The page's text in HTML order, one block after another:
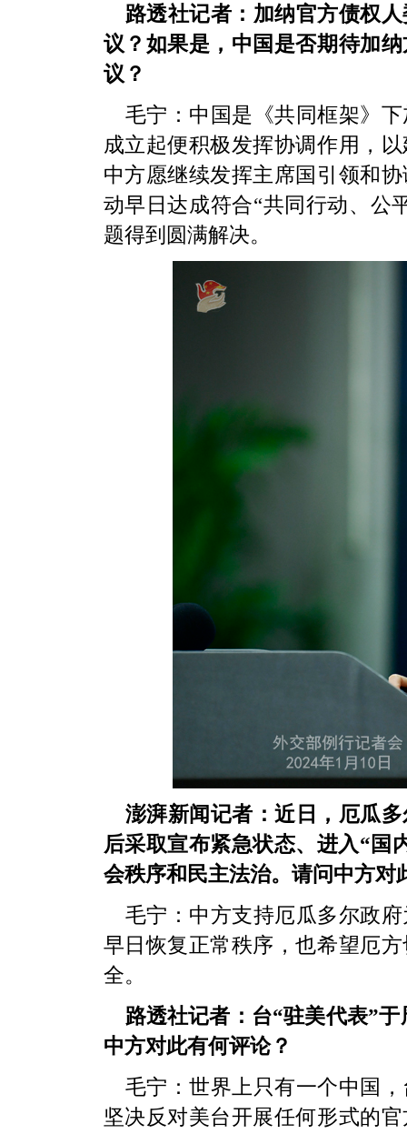
路透社记者：加纳官方债权
议？如果是，中国是否期待加
议？
毛宁：中国是《共同框架》
成立起便积极发挥协调作用，
中方愿继续发挥主席国引领和
动早日达成符合“共同行动、公
题得到圆满解决。
澎湃新闻记者：近日，厄瓜
后采取宣布紧急状态、进入“国
会秩序和民主法治。请问中方对
毛宁：中方支持厄瓜多尔政
早日恢复正常秩序，也希望厄
全。
路透社记者：台“驻美代表”
中方对此有何评论？
毛宁：世界上只有一个中国
坚决反对美台开展任何形式的